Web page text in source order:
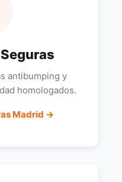
antibumping y
homologados.
Madrid →